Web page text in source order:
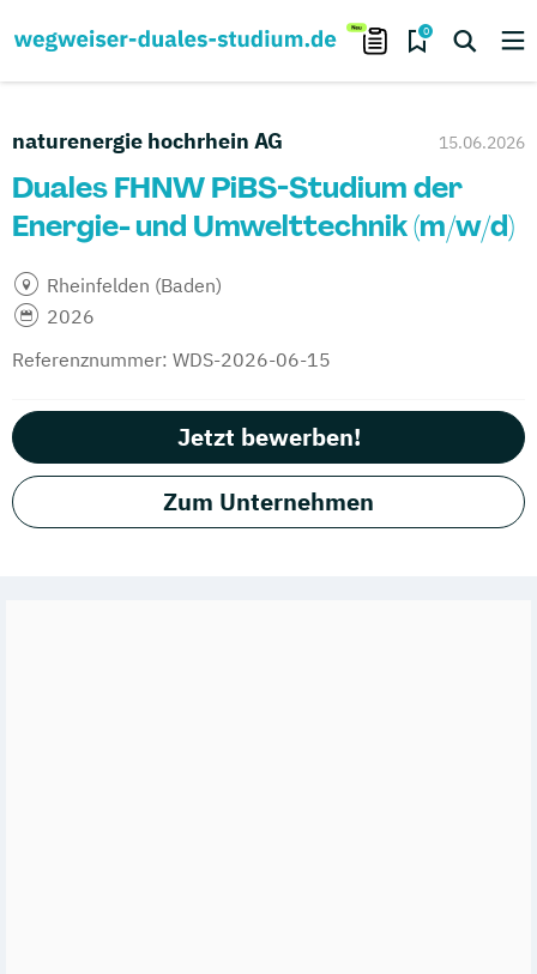
0
15.06.2026
naturenergie hochrhein AG
Duales FHNW PiBS-Studium der
Energie- und Umwelttechnik (m/w/d)
Rheinfelden (Baden)
2026
Referenznummer: WDS-2026-06-15
Zum Unternehmen
Jetzt bewerben!